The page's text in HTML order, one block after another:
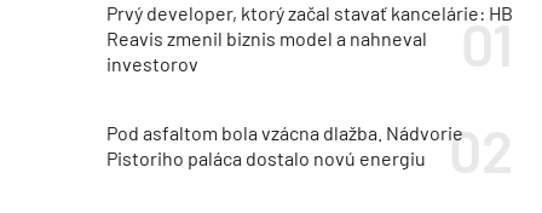
Prvý developer, ktorý začal stavať kancelárie: HB
Reavis zmenil biznis model a nahneval
investorov
Pod asfaltom bola vzácna dlažba. Nádvorie
Pistoriho paláca dostalo novú energiu